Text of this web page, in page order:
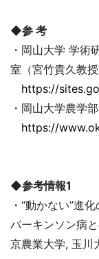
◆参 考
・岡山大学 学術
室（宮竹貴久教授
https://
・岡山大学農学部
https://
◆参考情報1
・“動かない”進
パーキンソン病
京農業大学, 玉川